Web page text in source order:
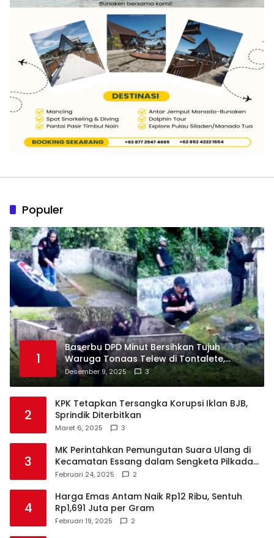
Populer
1
Baserbu DPD Minut Bersihkan Tujuh
Waruga Tonaas Telew di Tontalete,
Agenda Rutin Pelestarian Jejak Leluhur
Minahasa
Desember 9, 2025 3
2
KPK Tetapkan Tersangka Korupsi Iklan BJB,
Sprindik Diterbitkan
Maret 6, 2025 3
3
MK Perintahkan Pemungutan Suara Ulang di
Kecamatan Essang dalam Sengketa Pilkada
Talaud
Februari 24, 2025 2
4
Harga Emas Antam Naik Rp12 Ribu, Sentuh
Rp1,691 Juta per Gram
Februari 19, 2025 2